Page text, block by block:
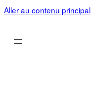
Aller au contenu principal